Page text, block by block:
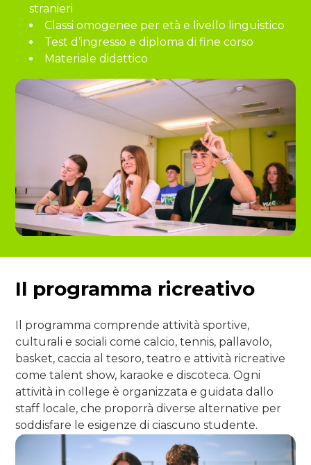
stranieri
Classi omogenee per età e livello linguistico
Test d’ingresso e diploma di fine corso
Materiale didattico
Il programma ricreativo
Il programma comprende attività sportive,
culturali e sociali come calcio, tennis, pallavolo,
basket, caccia al tesoro, teatro e attività ricreative
come talent show, karaoke e discoteca. Ogni
attività in college è organizzata e guidata dallo
staff locale, che proporrà diverse alternative per
soddisfare le esigenze di ciascuno studente.